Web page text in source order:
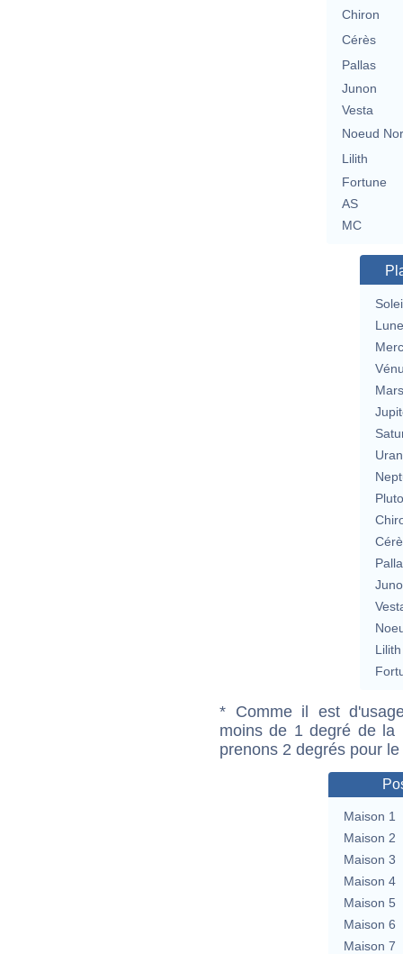
Chiron
Cérès
Pallas
Junon
Vesta
Noeud
Lilith
Fortune
AS
MC
Lune
Mars
Lilith
* Comme il est
moins de 1 degré de la
prenons 2 degrés pour
Maison 1
Maison 2
Maison 3
Maison 4
Maison 5
Maison 6
Maison 7